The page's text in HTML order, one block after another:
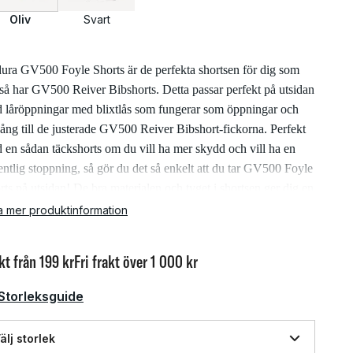
Oliv Svart
GV500 Foyle Shorts är de perfekta shortsen för dig som
har GV500 Reiver Bibshorts. Detta passar perfekt på utsidan
låröppningar med blixtlås som fungerar som öppningar och
till de justerade GV500 Reiver Bibshort-fickorna. Perfekt
en sådan täckshorts om du vill ha mer skydd och vill ha en
stoppning, så gör du det så enkelt att du tar GV500 Foyle
passform i kombination med komfort och prestanda hela
mer produktinformation
från 199 krFri frakt över 1 000 kr
storlek